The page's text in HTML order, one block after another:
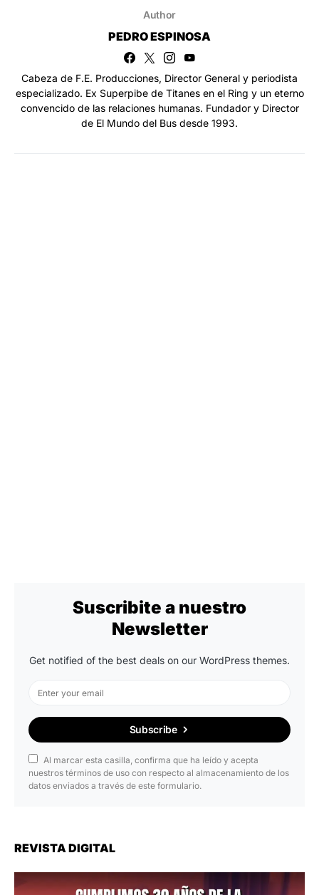
Author
PEDRO ESPINOSA
Cabeza de F.E. Producciones, Director General y periodista
especializado. Ex Superpibe de Titanes en el Ring y un eterno
convencido de las relaciones humanas. Fundador y Director
de El Mundo del Bus desde 1993.
Suscribite a nuestro
Newsletter
Get notified of the best deals on our WordPress themes.
Subscribe
Al marcar esta casilla, confirma que ha leído y acepta
nuestros términos de uso con respecto al almacenamiento de los
datos enviados a través de este formulario.
REVISTA DIGITAL